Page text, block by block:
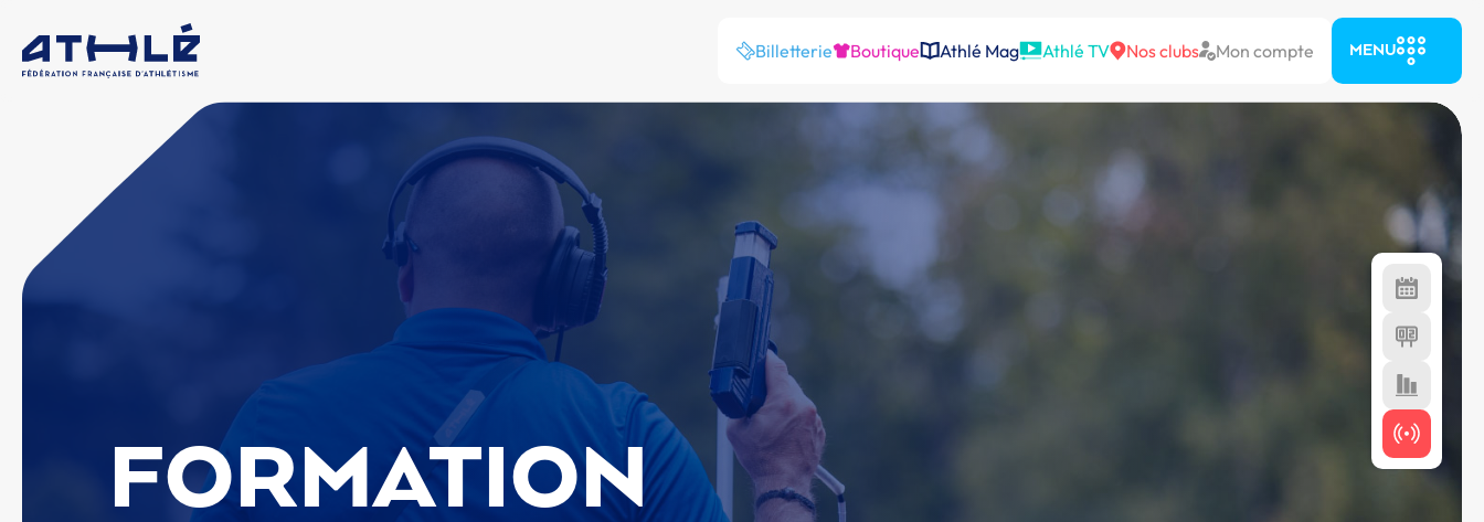
Billetterie Boutique Athlé Mag Athlé TV Nos clubs Mon compte MENU
FORMATION